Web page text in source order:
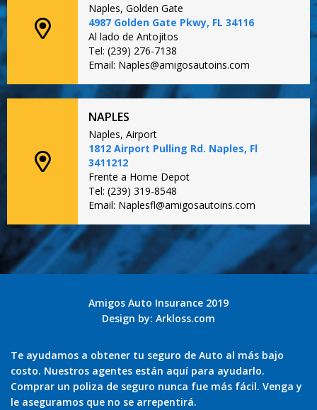
Naples, Golden Gate
4987 Golden Gate Pkwy, FL 34116
Al lado de Antojitos
Tel: (239) 276-7138
Email: Naples@amigosautoins.com
NAPLES
Naples, Airport
1812 Airport Pulling Rd. Naples, Fl
3411212
Frente a Home Depot
Tel: (239) 319-8548
Email: Naplesfl@amigosautoins.com
Amigos Auto Insurance 2019
Design by: Arkloss.com
Te ayudamos a obtener tu seguro de Auto al más bajo
costo. Nuestros agentes están aquí para ayudarlo.
Comprar un poliza de seguro nunca fue más fácil. Venga y
le aseguramos que no se arrepentirá.